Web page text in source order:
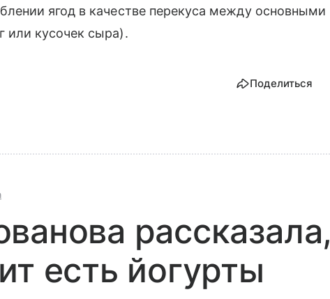
ягод в качестве перекуса между основными
или кусочек сыра).
Поделиться
рассказала,
есть йогурты